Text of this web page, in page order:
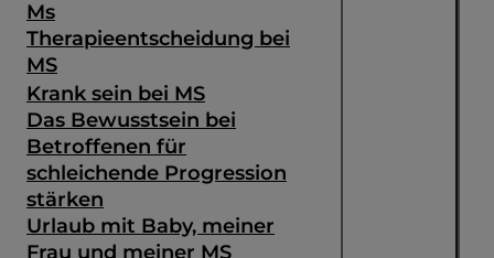
Ms
Therapieentscheidung bei
MS
Krank sein bei MS
Das Bewusstsein bei
Betroffenen für
schleichende Progression
stärken
Urlaub mit Baby, meiner
Frau und meiner MS